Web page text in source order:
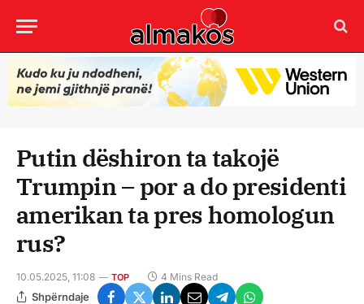
Putin dëshiron ta takojë
Trumpin – por a do presidenti
amerikan ta pres homologun
rus?
10.05.2025, 11:08 TOP 4 Mins Read
Shpërndaje